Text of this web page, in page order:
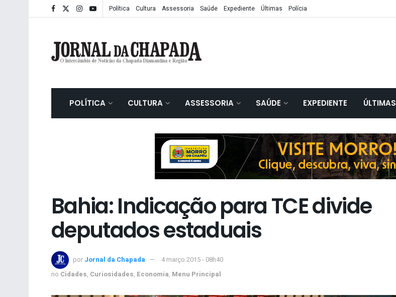
Política Cultura Assessoria Saúde Expediente Últimas Polícia
POLÍTICA CULTURA ASSESSORIA SAÚDE EXPEDIENTE ÚLTIMAS
Bahia: Indicação para TCE divide
deputados estaduais
por Jornal da Chapada
4 março 2015 - 08h40
no Cidades, Curiosidades, Economia, Menu Principal